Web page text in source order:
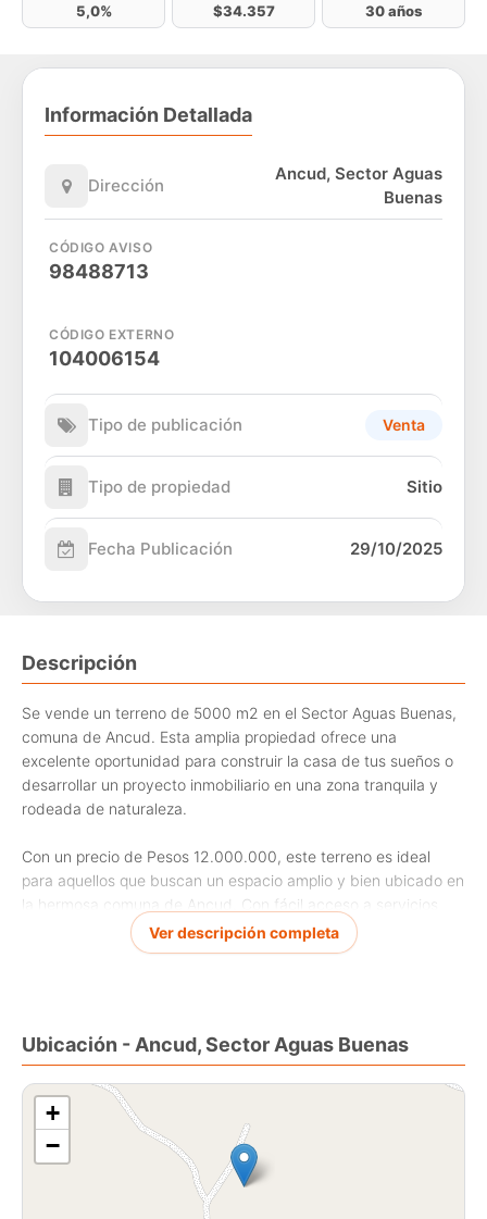
5,0% $34.357 30 años
Información Detallada
Dirección
Ancud, Sector Aguas
Buenas
CÓDIGO AVISO
98488713
CÓDIGO EXTERNO
104006154
Tipo de publicación Venta
Tipo de propiedad Sitio
Fecha Publicación 29/10/2025
Descripción
Se vende un terreno de 5000 m2 en el Sector Aguas Buenas,
comuna de Ancud. Esta amplia propiedad ofrece una
excelente oportunidad para construir la casa de tus sueños o
desarrollar un proyecto inmobiliario en una zona tranquila y
rodeada de naturaleza.
Con un precio de Pesos 12.000.000, este terreno es ideal
para aquellos que buscan un espacio amplio y bien ubicado en
la hermosa comuna de Ancud. Con fácil acceso a servicios
básicos y cercano a áreas comerciales, educativas y de
recreación, este terreno es perfecto para quienes valoran la
de desarrollo y en una ubicación privilegiada, esta es tu
oportunidad. No dudes en contactarnos para más información
o para agendar una visita a este terreno en venta en Ancud!
Ver descripción completa
Ubicación - Ancud, Sector Aguas Buenas
+
−